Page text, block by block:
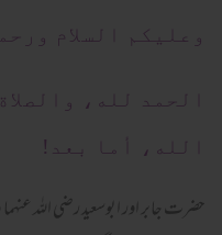
وعلیکم السلام
الحمد لله،
الله، أما بعد!
حضرت جابر اور ابوسعید رضی اللہ